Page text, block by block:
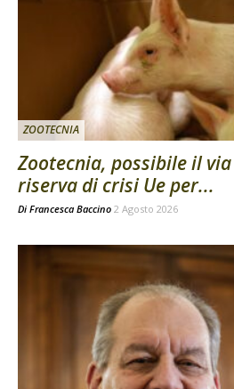
ZOOTECNIA
Zootecnia, possibile il
riserva di crisi Ue per...
Di Francesca Baccino 2 Agosto 2026